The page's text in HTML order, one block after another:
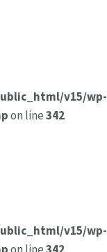
v15/wp-
on line342
v15/wp-